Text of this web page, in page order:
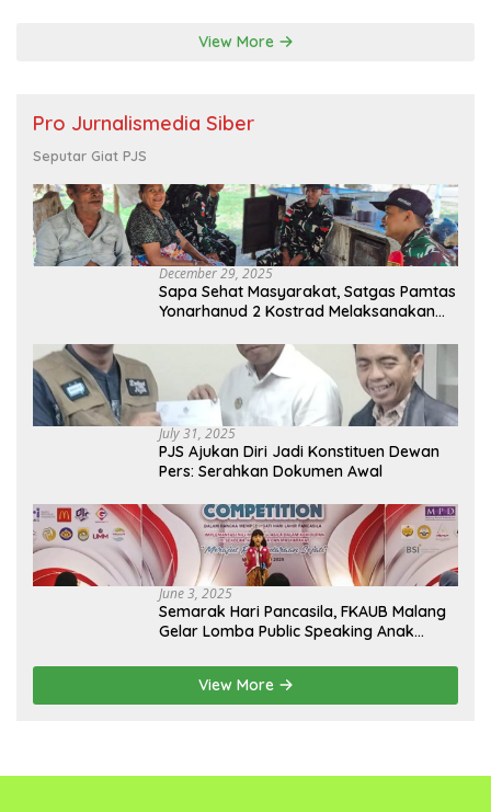
View More
Pro Jurnalismedia Siber
Seputar Giat PJS
December 29, 2025
Sapa Sehat Masyarakat, Satgas Pamtas
Yonarhanud 2 Kostrad Melaksanakan
July 31, 2025
PJS Ajukan Diri Jadi Konstituen Dewan
Pers: Serahkan Dokumen Awal
June 3, 2025
Semarak Hari Pancasila, FKAUB Malang
Gelar Lomba Public Speaking Anak
Pancasila
View More